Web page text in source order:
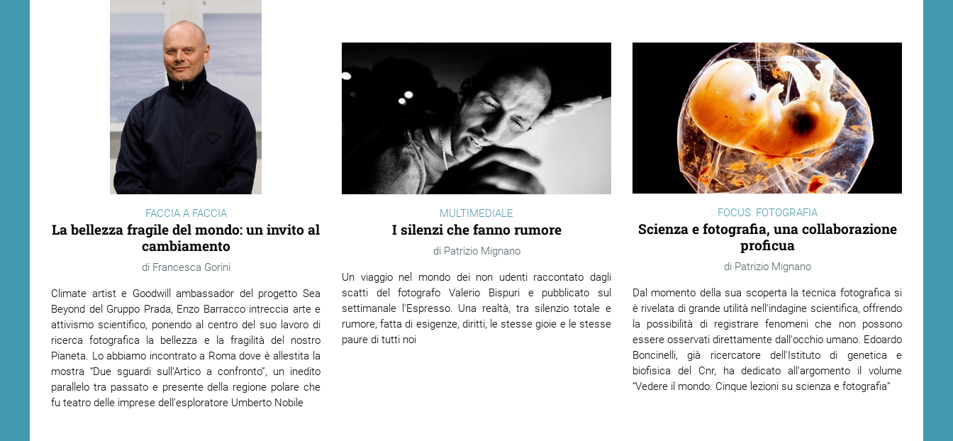
FACCIA A FACCIA
La bellezza fragile del mondo: un invito al
cambiamento
Francesca Gorini
Climate artist e Goodwill ambassador del progetto Sea
Beyond del Gruppo Prada, Enzo Barracco intreccia arte e
attivismo scientifico, ponendo al centro del suo lavoro di
ricerca fotografica la bellezza e la fragilità del nostro
Pianeta. Lo abbiamo incontrato a Roma dove è allestita la
mostra “Due sguardi sull’Artico a confronto”, un inedito
parallelo tra passato e presente della regione polare che
fu teatro delle imprese dell’esploratore Umberto Nobile
MULTIMEDIALE
I silenzi che fanno rumore
Patrizio Mignano
Un viaggio nel mondo dei non udenti raccontato dagli
scatti del fotografo Valerio Bispuri e pubblicato sul
settimanale l'Espresso. Una realtà, tra silenzio totale e
rumore, fatta di esigenze, diritti, le stesse gioie e le stesse
paure di tutti noi
FOCUS: FOTOGRAFIA
Scienza e fotografia, una collaborazione
proficua
Patrizio Mignano
Dal momento della sua scoperta la tecnica fotografica si
è rivelata di grande utilità nell'indagine scientifica, offrendo
la possibilità di registrare fenomeni che non possono
essere osservati direttamente dall'occhio umano. Edoardo
Boncinelli, già ricercatore dell'Istituto di genetica e
biofisica del Cnr, ha dedicato all'argomento il volume
“Vedere il mondo. Cinque lezioni su scienza e fotografia”